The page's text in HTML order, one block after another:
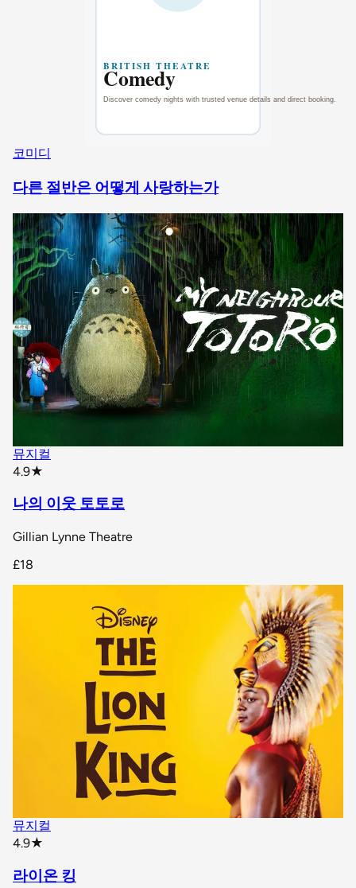
코미디
다른 절반은 어떻게 사랑하는가
뮤지컬
4.9★
나의 이웃 토토로
Gillian Lynne Theatre
£18
뮤지컬
4.9★
라이온 킹